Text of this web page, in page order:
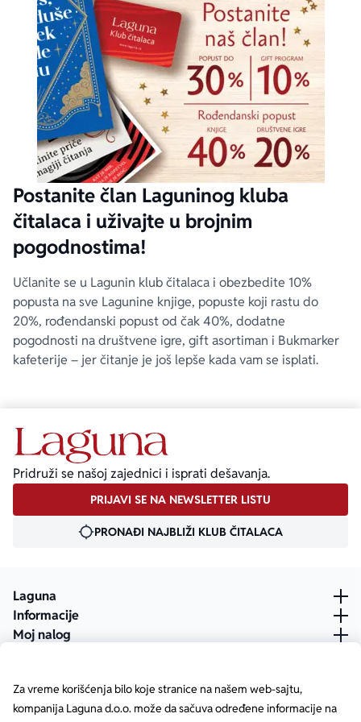
Za vreme korišćenja bilo koje stranice na našem web-sajtu,
kompanija Laguna d.o.o. može da sačuva određene informacije na
Postanite član Laguninog kluba
čitalaca i uživajte u brojnim
pogodnostima!
Učlanite se u Lagunin klub čitalaca i obezbedite 10%
popusta na sve Lagunine knjige, popuste koji rastu do
20%, rođendanski popust od čak 40%, dodatne
pogodnosti na društvene igre, gift asortiman i Bukmarker
kafeterije – jer čitanje je još lepše kada vam se isplati.
Pridruži se našoj zajednici i isprati dešavanja.
PRIJAVI SE NA NEWSLETTER LISTU
PRONAĐI NAJBLIŽI KLUB ČITALACA
Laguna
Informacije
Moj nalog